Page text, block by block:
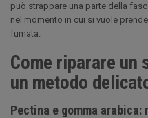
può strappare una parte della
nel momento in cui si vuole
fumata.
Come riparare un
un metodo
Pectina e gomma